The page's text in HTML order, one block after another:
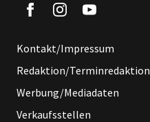
Kontakt/Impressum
Redaktion/Terminredaktion
Werbung/Mediadaten
Verkaufsstellen